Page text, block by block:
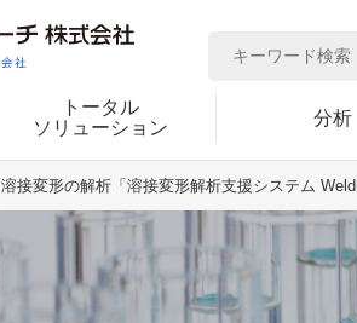
トータル
ソリューション
分析
溶接変形の解析「溶接変形解析支援システム